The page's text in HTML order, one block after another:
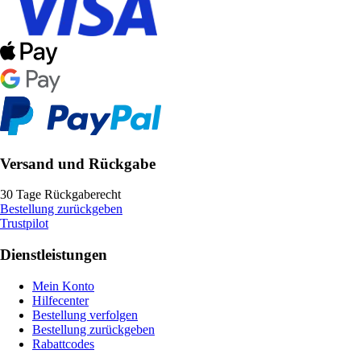
Versand und Rückgabe
30 Tage Rückgaberecht
Bestellung zurückgeben
Trustpilot
Dienstleistungen
Mein Konto
Hilfecenter
Bestellung verfolgen
Bestellung zurückgeben
Rabattcodes